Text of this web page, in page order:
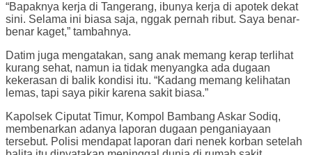
“Bapaknya kerja di Tangerang, ibunya kerja di apotek dekat
sini. Selama ini biasa saja, nggak pernah ribut. Saya benar-
benar kaget,” tambahnya.
Datim juga mengatakan, sang anak memang kerap terlihat
kurang sehat, namun ia tidak menyangka ada dugaan
kekerasan di balik kondisi itu. “Kadang memang kelihatan
lemas, tapi saya pikir karena sakit biasa.”
Kapolsek Ciputat Timur, Kompol Bambang Askar Sodiq,
membenarkan adanya laporan dugaan penganiayaan
tersebut. Polisi mendapat laporan dari nenek korban setelah